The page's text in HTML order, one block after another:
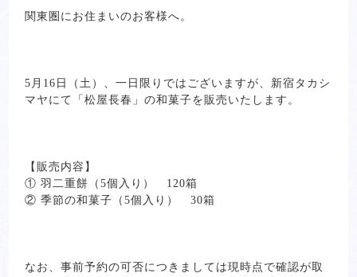
関東圏にお住まいのお客様へ。
5月16日（土）、一日限りではございますが、新宿タカシ
マヤにて「松屋長春」の和菓子を販売いたします。
【販売内容】
① 羽二重餅（5個入り） 120箱
② 季節の和菓子（5個入り） 30箱
なお、事前予約の可否につきましては現時点で確認が取